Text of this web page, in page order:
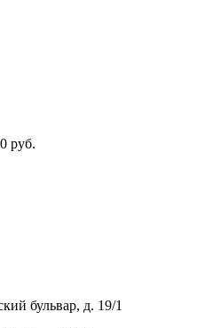
руб.
бульвар, д. 19/1